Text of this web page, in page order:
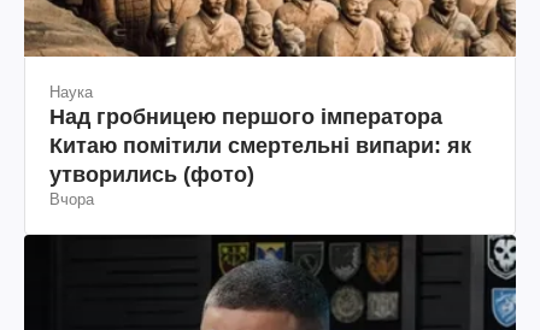
Наука
Над гробницею першого імператора
Китаю помітили смертельні випари: як
утворились (фото)
Вчора